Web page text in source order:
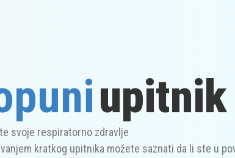
upitnik
svoje respiratorno zdravlje
kratkog upitnika možete saznati da li ste u